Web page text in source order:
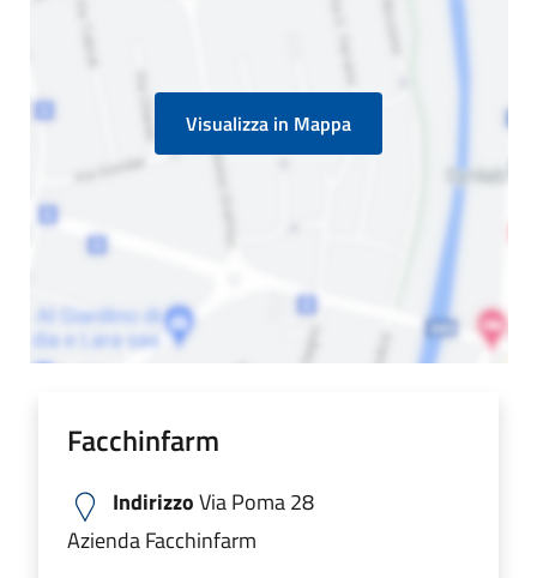
Visualizza in Mappa
Facchinfarm
IndirizzoVia Poma 28
Azienda Facchinfarm